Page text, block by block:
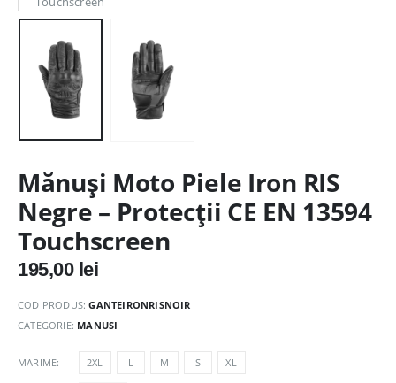
Mănuși Moto Piele Iron RIS
Negre – Protecții CE EN 13594
Touchscreen
195,00 lei
COD PRODUS:GANTEIRONRISNOIR
CATEGORIE: MANUSI
MARIME 2XL L M S XL